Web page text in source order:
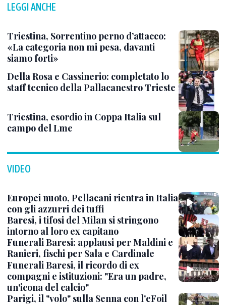
LEGGI ANCHE
Triestina, Sorrentino perno d’attacco:
«La categoria non mi pesa, davanti
siamo forti»
Della Rosa e Cassinerio: completato lo
staff tecnico della Pallacanestro Trieste
Triestina, esordio in Coppa Italia sul
campo del Lme
VIDEO
Europei nuoto, Pellacani rientra in Italia
con gli azzurri dei tuffi
Baresi, i tifosi del Milan si stringono
intorno al loro ex capitano
Funerali Baresi: applausi per Maldini e
Ranieri, fischi per Sala e Cardinale
Funerali Baresi, il ricordo di ex
compagni e istituzioni: "Era un padre,
un'icona del calcio"
Parigi, il "volo" sulla Senna con l'eFoil